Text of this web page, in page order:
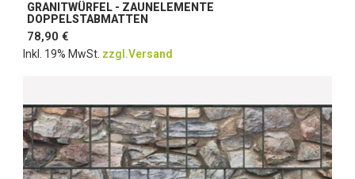
GRANITWÜRFEL - ZAUNELEMENTE
DOPPELSTABMATTEN
78,90 €
Inkl. 19% MwSt. zzgl.Versand